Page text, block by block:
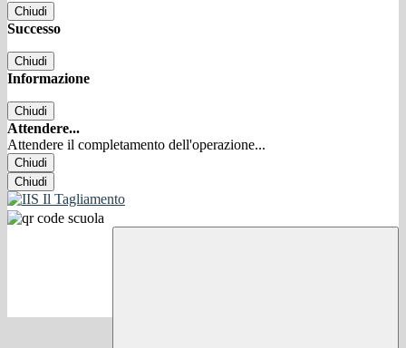
Chiudi
Successo
Chiudi
Informazione
Chiudi
Attendere...
Attendere il completamento dell'operazione...
Chiudi
Chiudi